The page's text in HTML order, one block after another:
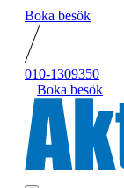
Boka besök
010-1309350
Boka besök